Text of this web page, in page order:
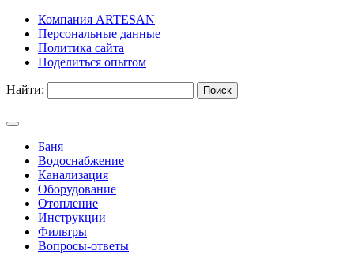
Компания ARTESAN
Персональные данные
Политика сайта
Поделиться опытом
Найти:
Баня
Водоснабжение
Канализация
Оборудование
Отопление
Инструкции
Фильтры
Вопросы-ответы